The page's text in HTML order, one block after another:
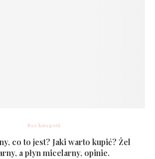
Bez kategorii
co to jest? Jaki warto kupić? Żel
a płyn micelarny, opinie.